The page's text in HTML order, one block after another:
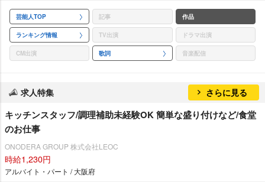
芸能人TOP 記事 作品
ランキング情報 TV出演 ドラマ出演
CM出演 歌詞 音楽配信
求人特集 さらに見る
キッチンスタッフ/調理補助未経験OK 簡単な盛り付けなど/食堂
のお仕事
ONODERA GROUP 株式会社LEOC
時給1,230円
アルバイト・パート / 大阪府